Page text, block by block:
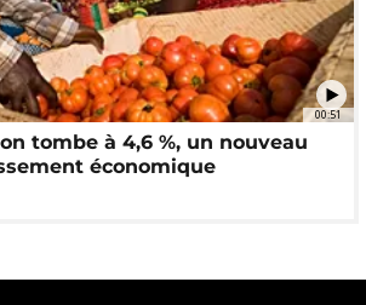
00:51
tombe à 4,6 %, un nouveau
économique